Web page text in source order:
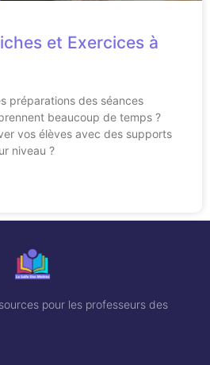
et Exercices à
préparations des séances
beaucoup de temps ?
vos élèves avec des supports
niveau ?
pour les professeurs des